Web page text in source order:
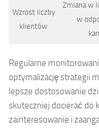
Wzrost liczby
klientów
Zmiana w
w
Regularne
optymalizację strategii
lepsze dostosowanie
skuteczniej docierać do
zainteresowanie i